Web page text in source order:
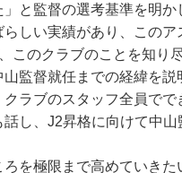
」と監督の選考基準を明
しい実績があり、この
このクラブのことを知り
監督就任までの経緯を
クラブのスタッフ全員で
し、J2昇格に向けて中山
ろを極限まで高めていき